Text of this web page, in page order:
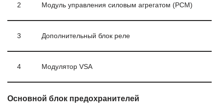
2 Модуль управления силовым агрегатом (PCM)
3 Дополнительный блок реле
4 Модулятор VSA
Основной блок предохранителей